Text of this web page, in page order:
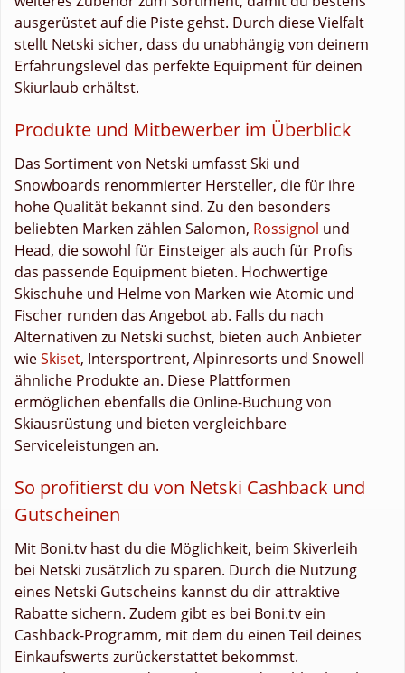
ausgerüstet auf die Piste gehst. Durch diese Vielfalt
stellt Netski sicher, dass du unabhängig von deinem
Erfahrungslevel das perfekte Equipment für deinen
Skiurlaub erhältst.
Produkte und Mitbewerber im Überblick
Das Sortiment von Netski umfasst Ski und
Snowboards renommierter Hersteller, die für ihre
hohe Qualität bekannt sind. Zu den besonders
beliebten Marken zählen Salomon, Rossignol und
Head, die sowohl für Einsteiger als auch für Profis
das passende Equipment bieten. Hochwertige
Skischuhe und Helme von Marken wie Atomic und
Fischer runden das Angebot ab. Falls du nach
Alternativen zu Netski suchst, bieten auch Anbieter
wieSkiset, Intersportrent, Alpinresorts und Snowell
ähnliche Produkte an. Diese Plattformen
ermöglichen ebenfalls die Online-Buchung von
Skiausrüstung und bieten vergleichbare
Serviceleistungen an.
So profitierst du von Netski Cashback und
Gutscheinen
Mit Boni.tv hast du die Möglichkeit, beim Skiverleih
bei Netski zusätzlich zu sparen. Durch die Nutzung
eines Netski Gutscheins kannst du dir attraktive
Rabatte sichern. Zudem gibt es bei Boni.tv ein
Cashback-Programm, mit dem du einen Teil deines
Einkaufswerts zurückerstattet bekommst.